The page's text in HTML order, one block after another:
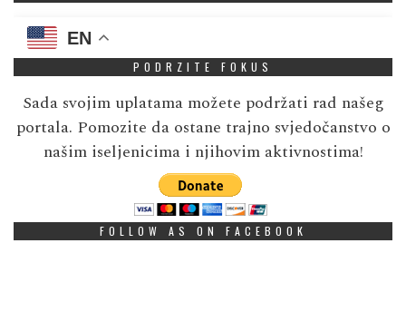
EN
PODRZITE FOKUS
Sada svojim uplatama možete podržati rad našeg
portala. Pomozite da ostane trajno svjedočanstvo o
našim iseljenicima i njihovim aktivnostima!
FOLLOW AS ON FACEBOOK